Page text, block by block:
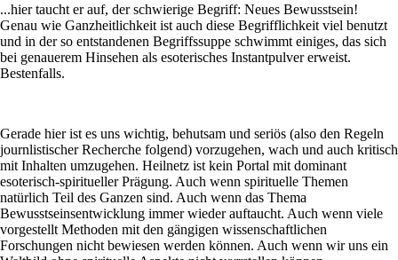
...hier taucht er auf, der schwierige Begriff: Neues Bewusstsein!
Genau wie Ganzheitlichkeit ist auch diese Begrifflichkeit viel benutzt
und in der so entstandenen Begriffssuppe schwimmt einiges, das sich
bei genauerem Hinsehen als esoterisches Instantpulver erweist.
Bestenfalls.
Gerade hier ist es uns wichtig, behutsam und seriös (also den Regeln
journlistischer Recherche folgend) vorzugehen, wach und auch kritisch
mit Inhalten umzugehen. Heilnetz ist kein Portal mit dominant
esoterisch-spiritueller Prägung. Auch wenn spirituelle Themen
natürlich Teil des Ganzen sind. Auch wenn das Thema
Bewusstseinsentwicklung immer wieder auftaucht. Auch wenn viele
vorgestellt Methoden mit den gängigen wissenschaftlichen
Forschungen nicht bewiesen werden können. Auch wenn wir uns ein